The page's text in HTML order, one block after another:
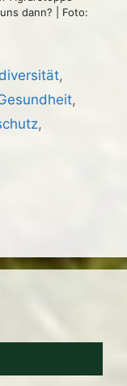
dann? | Foto:
,
,
,